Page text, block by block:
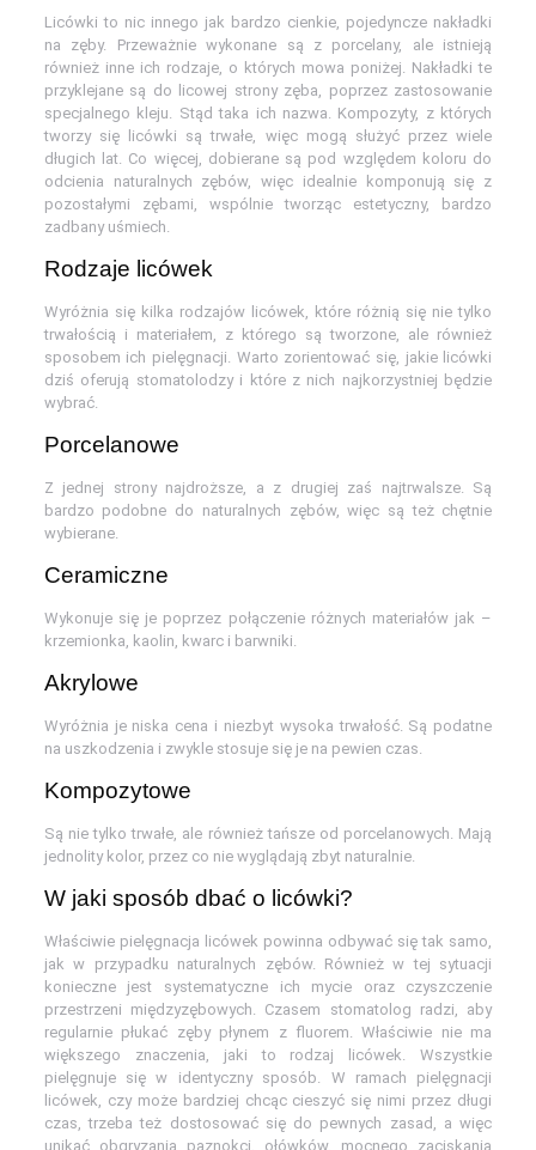
Licówki to nic innego jak bardzo cienkie, pojedyncze nakładki
na zęby. Przeważnie wykonane są z porcelany, ale istnieją
również inne ich rodzaje, o których mowa poniżej. Nakładki te
przyklejane są do licowej strony zęba, poprzez zastosowanie
specjalnego kleju. Stąd taka ich nazwa. Kompozyty, z których
tworzy się licówki są trwałe, więc mogą służyć przez wiele
długich lat. Co więcej, dobierane są pod względem koloru do
odcienia naturalnych zębów, więc idealnie komponują się z
pozostałymi zębami, wspólnie tworząc estetyczny, bardzo
zadbany uśmiech.
Rodzaje licówek
Wyróżnia się kilka rodzajów licówek, które różnią się nie tylko
trwałością i materiałem, z którego są tworzone, ale również
sposobem ich pielęgnacji. Warto zorientować się, jakie licówki
dziś oferują stomatolodzy i które z nich najkorzystniej będzie
wybrać.
Porcelanowe
Z jednej strony najdroższe, a z drugiej zaś najtrwalsze. Są
bardzo podobne do naturalnych zębów, więc są też chętnie
wybierane.
Ceramiczne
Wykonuje się je poprzez połączenie różnych materiałów jak –
krzemionka, kaolin, kwarc i barwniki.
Akrylowe
Wyróżnia je niska cena i niezbyt wysoka trwałość. Są podatne
na uszkodzenia i zwykle stosuje się je na pewien czas.
Kompozytowe
Są nie tylko trwałe, ale również tańsze od porcelanowych. Mają
jednolity kolor, przez co nie wyglądają zbyt naturalnie.
W jaki sposób dbać o licówki?
Właściwie pielęgnacja licówek powinna odbywać się tak samo,
jak w przypadku naturalnych zębów. Również w tej sytuacji
konieczne jest systematyczne ich mycie oraz czyszczenie
przestrzeni międzyzębowych. Czasem stomatolog radzi, aby
regularnie płukać zęby płynem z fluorem. Właściwie nie ma
większego znaczenia, jaki to rodzaj licówek. Wszystkie
pielęgnuje się w identyczny sposób. W ramach pielęgnacji
licówek, czy może bardziej chcąc cieszyć się nimi przez długi
czas, trzeba też dostosować się do pewnych zasad, a więc
unikać obgryzania paznokci, ołówków, mocnego zaciskania